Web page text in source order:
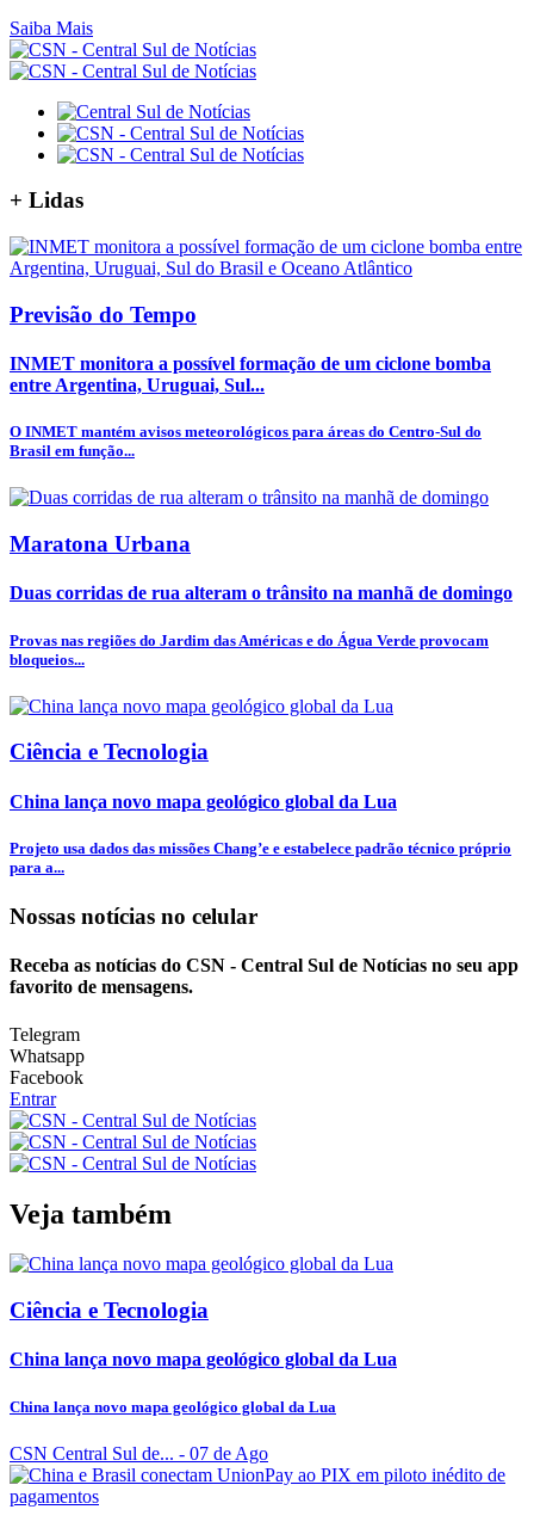
Saiba Mais
+ Lidas
Previsão do Tempo
INMET monitora a possível formação de um ciclone bomba
entre Argentina, Uruguai, Sul...
O INMET mantém avisos meteorológicos para áreas do Centro-Sul do
Brasil em função...
Maratona Urbana
Duas corridas de rua alteram o trânsito na manhã de domingo
Provas nas regiões do Jardim das Américas e do Água Verde provocam
bloqueios...
Ciência e Tecnologia
China lança novo mapa geológico global da Lua
Projeto usa dados das missões Chang’e e estabelece padrão técnico próprio
para a...
Nossas notícias no celular
Receba as notícias do CSN - Central Sul de Notícias no seu app
favorito de mensagens.
Telegram
Whatsapp
Facebook
Entrar
Veja também
Ciência e Tecnologia
China lança novo mapa geológico global da Lua
China lança novo mapa geológico global da Lua
CSN Central Sul de... - 07 de Ago